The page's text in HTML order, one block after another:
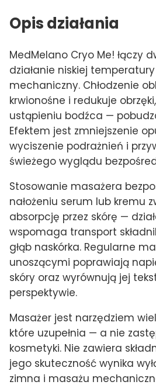
Opis działania
MedMelano Cryo Me! łączy
działanie niskiej
mechaniczny. Chłodzenie
krwionośne i redukuje
ustąpieniu bodźca —
Efektem jest zmniejszenie
wyciszenie podrażnień i
świeżego wyglądu
Stosowanie masażera
nałożeniu serum lub kremu
absorpcję przez skórę —
wspomaga transport
głąb naskórka. Regularne
unoszącymi poprawiają
skóry oraz wyrównują jej
perspektywie.
Masażer jest narzędziem
które uzupełnia — a nie
kosmetyki. Nie zawiera
jego skuteczność wynika
zimna i masażu